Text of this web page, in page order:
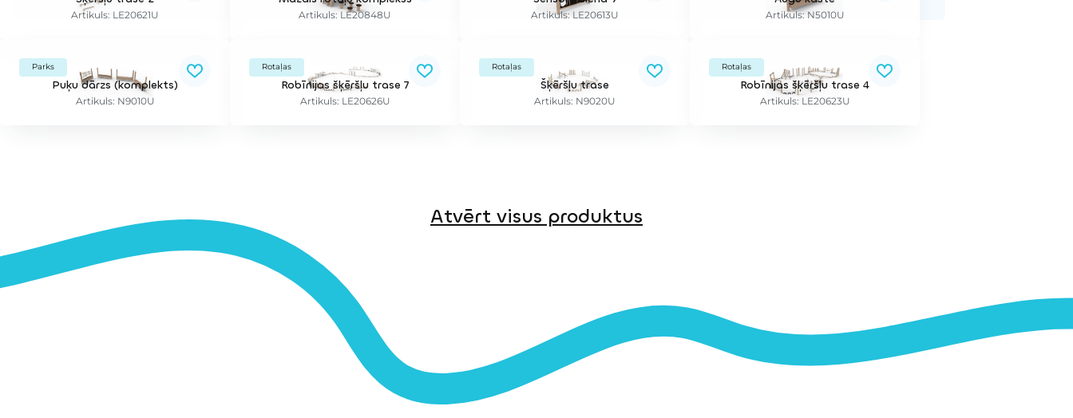
Artikuls: LE20621U Artikuls: LE20848U Artikuls: LE20613U Artikuls: N5010U
Parks
Puķu dārzs (komplekts)
Artikuls: N9010U
Rotaļas
Robīnijas šķēršļu trase 7
Artikuls: LE20626U
Rotaļas
Šķēršļu trase
Artikuls: N9020U
Rotaļas
Robīnijas šķēršļu trase 4
Artikuls: LE20623U
Atvērt visus produktus